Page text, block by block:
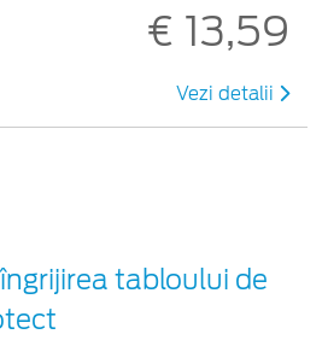
€ 13,59
Vezi detalii
tabloului de